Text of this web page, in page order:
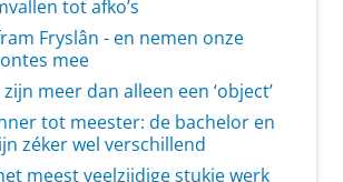
tot afko’s
Fryslân - en nemen onze
mee
meer dan alleen een ‘object’
tot meester: de bachelor en
zéker wel verschillend
meest veelzijdige stukje werk